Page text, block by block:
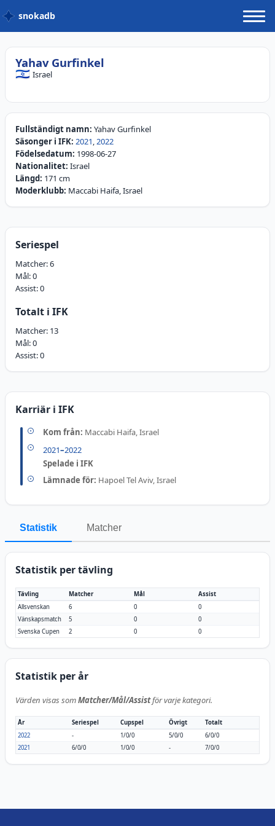
snokadb
Yahav Gurfinkel
🇮🇱 Israel
Fullständigt namn: Yahav Gurfinkel
Säsonger i IFK: 2021,2022
Födelsedatum: 1998-06-27
Nationalitet: Israel
Längd: 171 cm
Moderklubb: Maccabi Haifa, Israel
Seriespel
Matcher:6
Mål:0
Assist:0
Totalt i IFK
Matcher: 13
Mål:0
Assist:0
Karriär i IFK
Kom från: Maccabi Haifa, Israel
2021–2022
Spelade i IFK
Lämnade för: Hapoel Tel Aviv, Israel
Statistik Matcher
Statistik per tävling
Tävling Matcher Mål
Assist
Allsvenskan
6 0
0
Vänskapsmatch
5 0
0
Svenska Cupen
2 0 0
Statistik per år
Värden visas somMatcher/Mål/Assistför varje kategori.
År Seriespel Cupspel Övrigt
Totalt
2022
- 1/0/0 5/0/0
6/0/0
2021
6/0/0 1/0/0 - 7/0/0